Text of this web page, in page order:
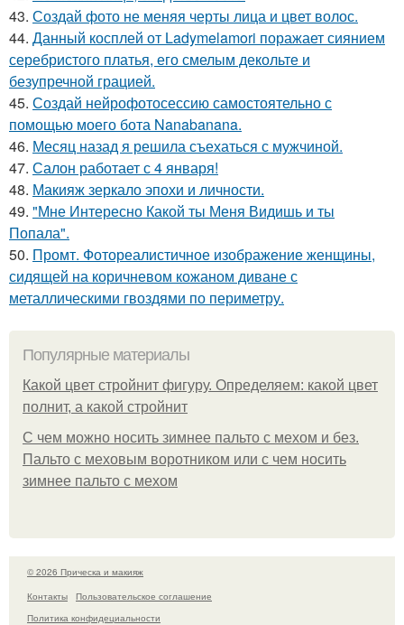
43. Создай фото не меняя черты лица и цвет волос.
44. Данный косплей от Ladymelamori поражает сиянием
серебристого платья, его смелым декольте и
безупречной грацией.
45. Создай нейрофотосессию самостоятельно с
помощью моего бота Nanabanana.
46. Месяц назад я решила съехаться с мужчиной.
47. Салон работает с 4 января!
48. Макияж зеркало эпохи и личности.
49. "Мне Интересно Какой ты Меня Видишь и ты
Попала".
50. Промт. Фотореалистичное изображение женщины,
сидящей на коричневом кожаном диване с
металлическими гвоздями по периметру.
Популярные материалы
Какой цвет стройнит фигуру. Определяем: какой цвет
полнит, а какой стройнит
C чем можно носить зимнее пальто с мехом и без.
Пальто с меховым воротником или с чем носить
зимнее пальто с мехом
© 2026 Прическа и макияж
Контакты
Пользовательское соглашение
Политика конфидециальности